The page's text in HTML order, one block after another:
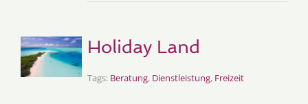
Holiday Land
Tags: Beratung, Dienstleistung, Freizeit